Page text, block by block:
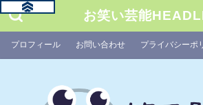
お笑い芸能
プロフィール お問い合わせ プライバシーポ